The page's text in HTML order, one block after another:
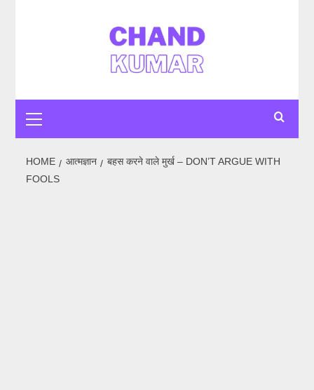
HOME आत्मज्ञान
बहस करने वाले मुर्ख – DON’T ARGUE WITH
FOOLS